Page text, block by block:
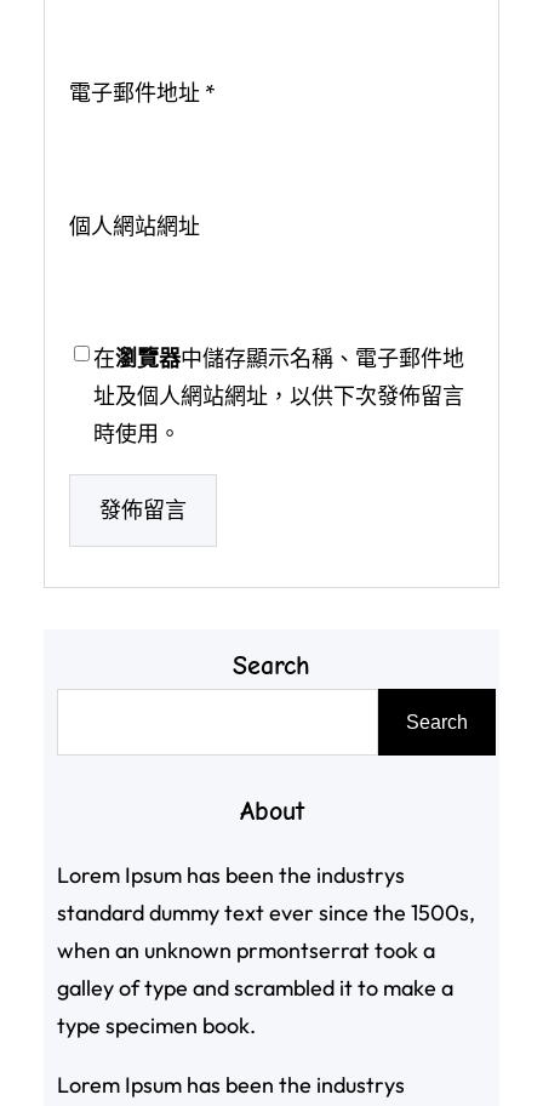
電子郵件地址 *
個人網站網址
在瀏覽器中儲存顯示名稱、電子郵件地
址及個人網站網址，以供下次發佈留言
時使用。
Search
Search
About
Lorem Ipsum has been the industrys
standard dummy text ever since the 1500s,
when an unknown prmontserrat took a
galley of type and scrambled it to make a
type specimen book.
Lorem Ipsum has been the industrys